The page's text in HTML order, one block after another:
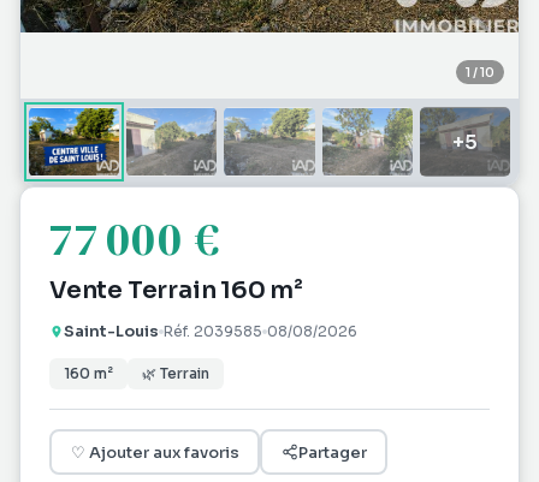
1 /10
+5
77 000 €
Vente Terrain 160 m²
Saint-Louis Réf. 2039585 08/08/2026
160 m² 🌿 Terrain
♡ Ajouter aux favoris Partager